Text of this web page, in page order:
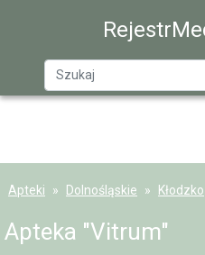
Apteki Dolnośląskie Kłodzko
Apteka "Vitrum"